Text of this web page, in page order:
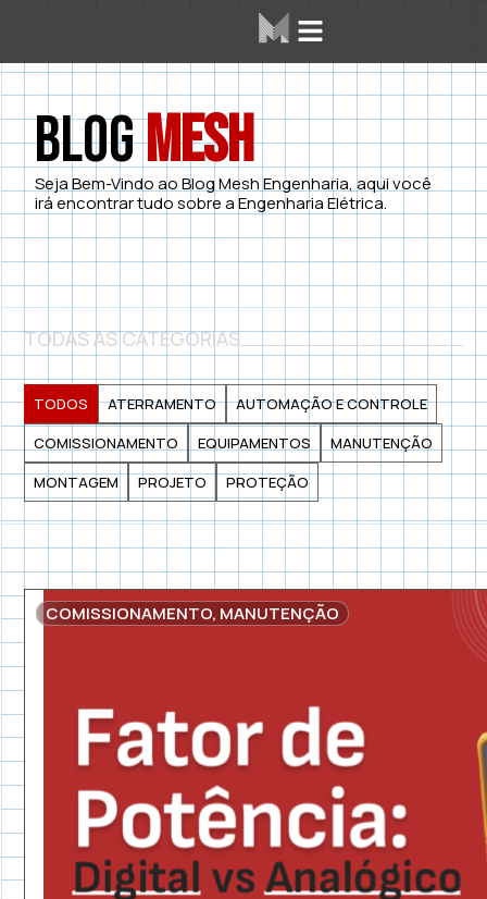
BlogMesh
Seja Bem-Vindo ao Blog Mesh Engenharia, aqui você
irá encontrar tudo sobre a Engenharia Elétrica.
TODAS AS CATEGORIAS
ATERRAMENTO
AUTOMAÇÃO E CONTROLE
COMISSIONAMENTO
EQUIPAMENTOS
MANUTENÇÃO
MONTAGEM
PROJETO PROTEÇÃO
TODOS
COMISSIONAMENTO, MANUTENÇÃO